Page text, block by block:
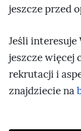
jeszcze przed
Jeśli interesuje
jeszcze więcej
rekrutacji i
znajdziecie na